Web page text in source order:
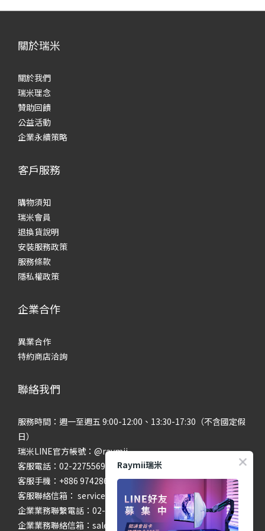
關於瑞米
關於我們
瑞米理念
贊助回饋
公益活動
企業永續策略
客戶服務
購物須知
瑞米會員
退換貨說明
安裝服務政策
服務條款
隱私權政策
企業合作
異業合作
特約商店洽詢
聯絡我們
服務時間：週一至週五 9:00-12:00、13:30-17:30（不含國定假
日）
瑞米LINE官方帳號：@raymii
客服電話：02-22755699 #201 #202
客服手機：+886 974286654
客服聯絡信箱： service@raymii.com
企業業務聯繫電話：02-22755699 #302
企業業務聯絡信箱：sales@raymii.com
Raymii瑞米